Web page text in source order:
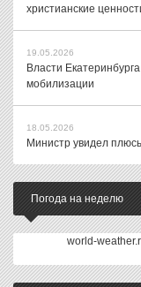
христианские
19.05.2026
Власти
мобилизации
18.05.2026
Министр увидел
Погода на неделю
world-